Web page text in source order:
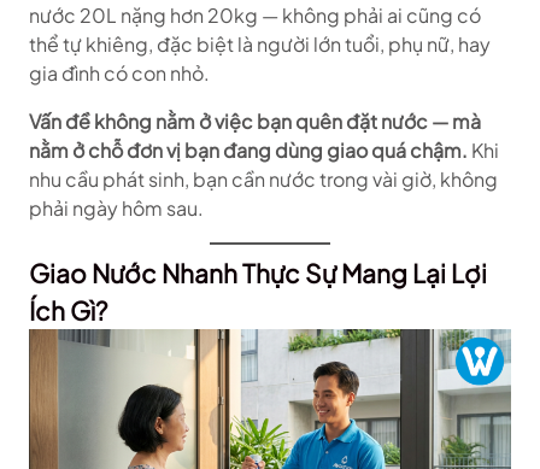
nước 20L nặng hơn 20kg — không phải ai cũng có
thể tự khiêng, đặc biệt là người lớn tuổi, phụ nữ, hay
gia đình có con nhỏ.
Vấn đề không nằm ở việc bạn quên đặt nước — mà
nằm ở chỗ đơn vị bạn đang dùng giao quá chậm. Khi
nhu cầu phát sinh, bạn cần nước trong vài giờ, không
phải ngày hôm sau.
Giao Nước Nhanh Thực Sự Mang Lại Lợi
Ích Gì?